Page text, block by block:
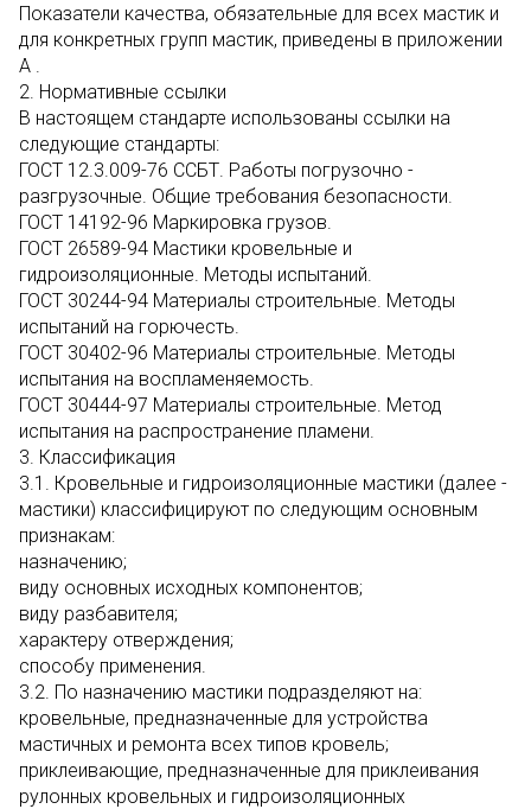
Показатели качества, обязательные для всех мастик и
для конкретных групп мастик, приведены в приложении
А .
2. Нормативные ссылки
В настоящем стандарте использованы ссылки на
следующие стандарты:
ГОСТ 12.3.009-76 ССБТ. Работы погрузочно -
разгрузочные. Общие требования безопасности.
ГОСТ 14192-96 Маркировка грузов.
ГОСТ 26589-94 Мастики кровельные и
гидроизоляционные. Методы испытаний.
ГОСТ 30244-94 Материалы строительные. Методы
испытаний на горючесть.
ГОСТ 30402-96 Материалы строительные. Методы
испытания на воспламеняемость.
ГОСТ 30444-97 Материалы строительные. Метод
испытания на распространение пламени.
3. Классификация
3.1. Кровельные и гидроизоляционные мастики (далее -
мастики) классифицируют по следующим основным
признакам:
назначению;
виду основных исходных компонентов;
виду разбавителя;
характеру отверждения;
способу применения.
3.2. По назначению мастики подразделяют на:
кровельные, предназначенные для устройства
мастичных и ремонта всех типов кровель;
приклеивающие, предназначенные для приклеивания
рулонных кровельных и гидроизоляционных